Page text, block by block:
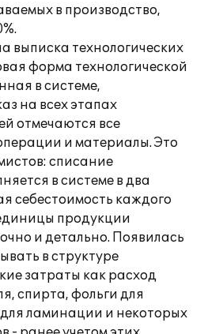
в производство,
выписка технологических
форма технологической
в системе,
на всех этапах
отмечаются все
и материалы. Это
списание
в системе в два
себестоимость каждого
продукции
и детально. Появилась
в структуре
затраты как расход
спирта, фольги для
ламинации и некоторых